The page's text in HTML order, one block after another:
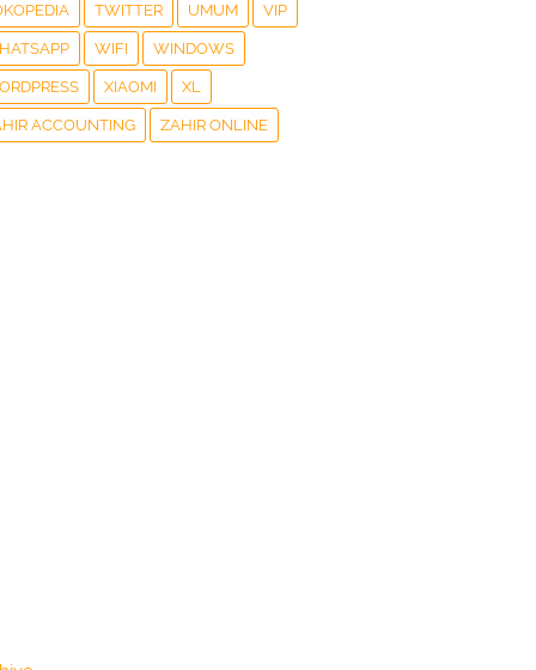
TWITTER UMUM VIP
WIFI WINDOWS
XIAOMI XL
ACCOUNTING ZAHIR ONLINE